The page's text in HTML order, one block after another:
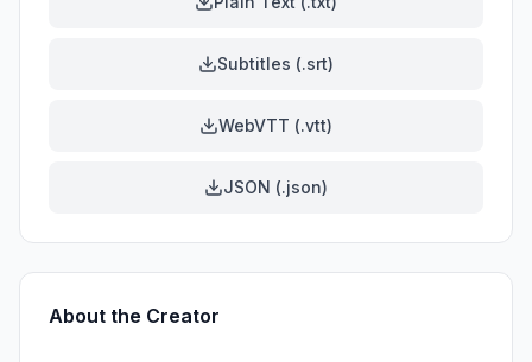
Subtitles (.srt)
WebVTT (.vtt)
JSON (.json)
About the Creator